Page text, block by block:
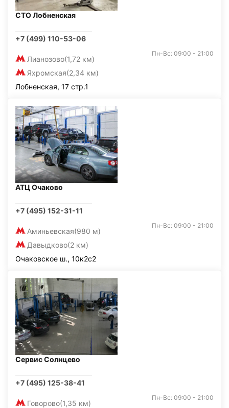
СТО Лобненская
+7 (499) 110-53-06
Лианозово(1,72 км)
Яхромская(2,34 км)
Пн-Вс: 09:00 - 21:00
Лобненская, 17 стр.1
АТЦ Очаково
+7 (495) 152-31-11
Аминьевская(980 м)
Давыдково(2 км)
Пн-Вс: 09:00 - 21:00
Очаковское ш., 10к2с2
Сервис Солнцево
+7 (495) 125-38-41
Говорово(1,35 км)
Пн-Вс: 09:00 - 21:00